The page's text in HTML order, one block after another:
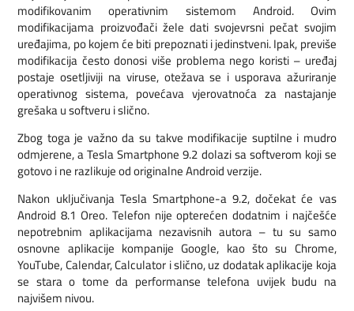
modifikovanim operativnim sistemom Android. Ovim
modifikacijama proizvođači žele dati svojevrsni pečat svojim
uređajima, po kojem će biti prepoznati i jedinstveni. Ipak, previše
modifikacija često donosi više problema nego koristi – uređaj
postaje osetljiviji na viruse, otežava se i usporava ažuriranje
operativnog sistema, povećava vjerovatnoća za nastajanje
grešaka u softveru i slično.
Zbog toga je važno da su takve modifikacije suptilne i mudro
odmjerene, a Tesla Smartphone 9.2 dolazi sa softverom koji se
gotovo i ne razlikuje od originalne Android verzije.
Nakon uključivanja Tesla Smartphone-a 9.2, dočekat će vas
Android 8.1 Oreo. Telefon nije opterećen dodatnim i najčešće
nepotrebnim aplikacijama nezavisnih autora – tu su samo
osnovne aplikacije kompanije Google, kao što su Chrome,
YouTube, Calendar, Calculator i slično, uz dodatak aplikacije koja
se stara o tome da performanse telefona uvijek budu na
najvišem nivou.